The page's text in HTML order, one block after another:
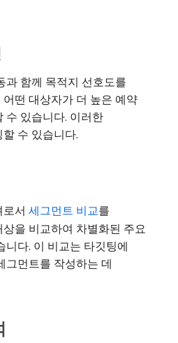
과 함께 목적지 선호도를
떤 대상자가 더 높은 예약
수 있습니다. 이러한
수 있습니다.
서 세그먼트 비교를
을 비교하여 차별화된 주요
니다. 이 비교는 타깃팅에
그먼트를 작성하는 데